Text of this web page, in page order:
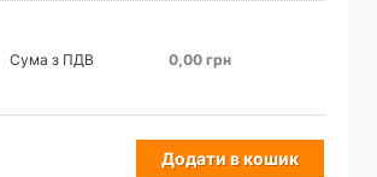
Сума з ПДВ 0,00 грн
Додати в кошик